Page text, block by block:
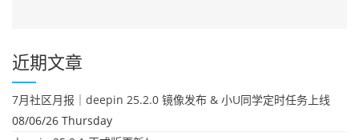
近期文章
7月社区月报｜deepin 25.2.0 镜像发布 & 小U同学定时任务上线
08/06/26 Thursday